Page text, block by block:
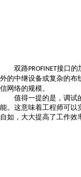
双路PROFINET接口的
外的中继设备或复杂的布
信网络的规模。
值得一提的是，调试
能。这意味着工程师可以
自如，大大提高了工作效